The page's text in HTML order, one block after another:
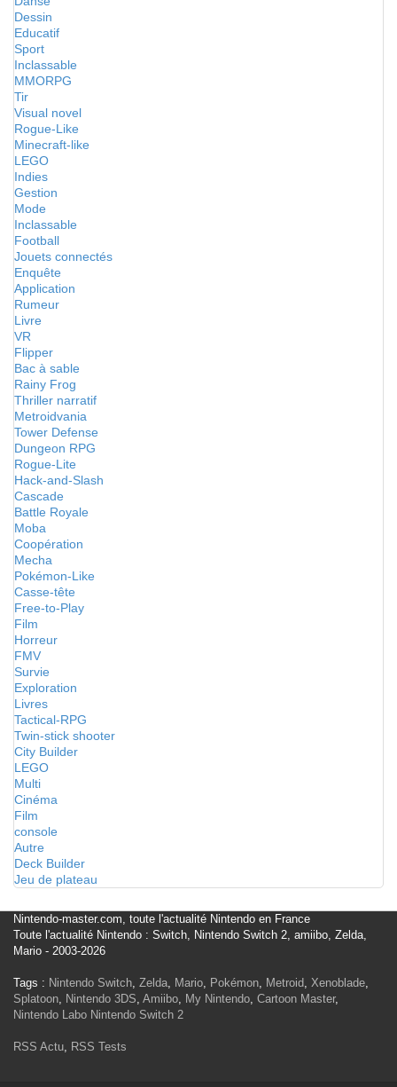
Dessin
Educatif
Sport
Inclassable
MMORPG
Tir
Visual novel
Rogue-Like
Minecraft-like
LEGO
Indies
Gestion
Mode
Inclassable
Football
Jouets connectés
Enquête
Application
Rumeur
Livre
VR
Flipper
Bac à sable
Rainy Frog
Thriller narratif
Metroidvania
Tower Defense
Dungeon RPG
Rogue-Lite
Hack-and-Slash
Cascade
Battle Royale
Moba
Coopération
Mecha
Pokémon-Like
Casse-tête
Free-to-Play
Film
Horreur
FMV
Survie
Exploration
Livres
Tactical-RPG
Twin-stick shooter
City Builder
LEGO
Multi
Cinéma
Film
console
Autre
Deck Builder
Jeu de plateau
Nintendo-master.com, toute l'actualité Nintendo en France
Toute l'actualité Nintendo : Switch, Nintendo Switch 2, amiibo, Zelda,
Mario - 2003-2026
Tags : Nintendo Switch, Zelda, Mario, Pokémon, Metroid, Xenoblade,
Splatoon, Nintendo 3DS, Amiibo, My Nintendo, Cartoon Master,
Nintendo Labo Nintendo Switch 2
RSS Actu, RSS Tests